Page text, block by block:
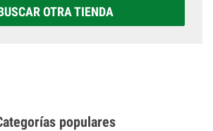
OTRA TIENDA
populares